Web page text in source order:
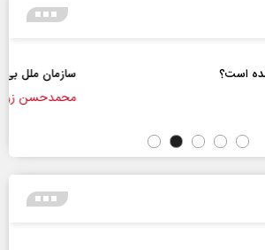
سازمان ملل بی‌بدیل نیست